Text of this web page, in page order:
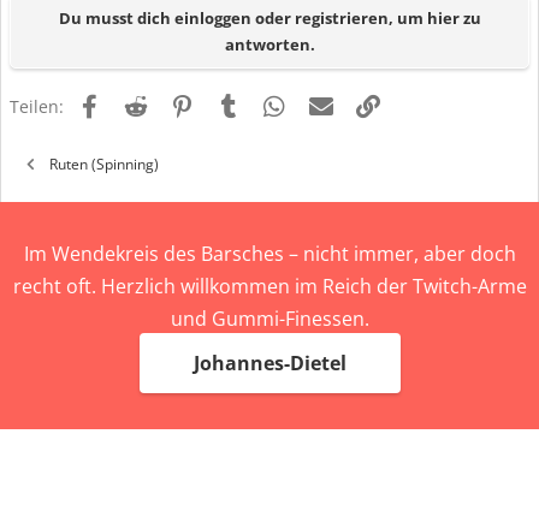
Du musst dich einloggen oder registrieren, um hier zu
antworten.
Teilen: FacebookReddit PinterestTumblr WhatsApp
E-Mail
Ruten (Spinning)
Im Wendekreis des Barsches – nicht immer, aber doch
recht oft. Herzlich willkommen im Reich der Twitch-Arme
und Gummi-Finessen.
Johannes-Dietel